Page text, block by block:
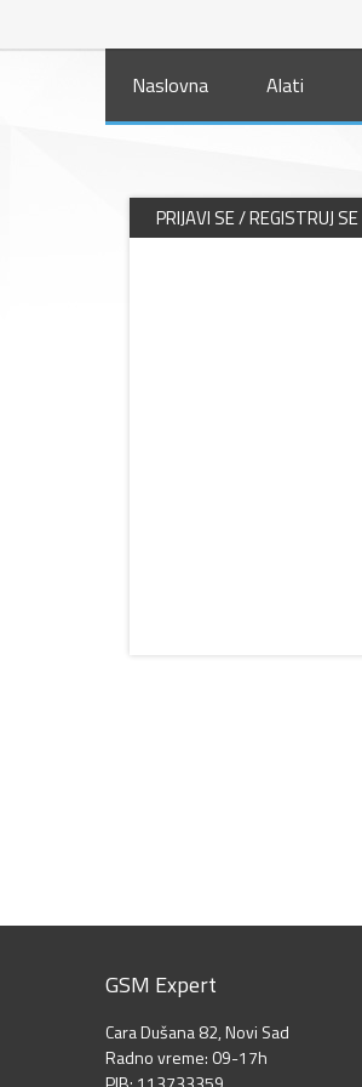
Naslovna Alati
PRIJAVI SE / REGISTRUJ SE
GSM Expert
Cara Dušana 82, Novi Sad
Radno vreme: 09-17h